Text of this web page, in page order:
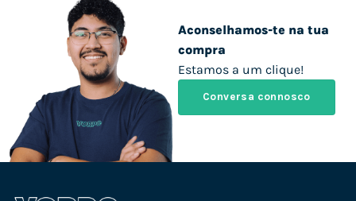
Aconselhamos-te na tua
compra
Estamos a um clique!
Conversa connosco